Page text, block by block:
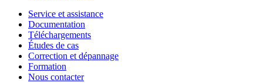
Service et assistance
Documentation
Téléchargements
Études de cas
Correction et dépannage
Formation
Nous contacter